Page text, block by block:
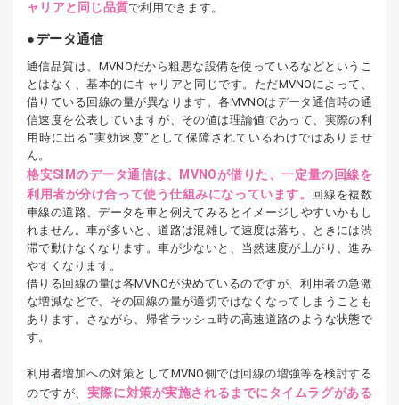
ャリアと同じ品質で利用できます。
データ通信
通信品質は、MVNOだから粗悪な設備を使っているなどというこ
とはなく、基本的にキャリアと同じです。ただMVNOによって、
借りている回線の量が異なります。各MVNOはデータ通信時の通
信速度を公表していますが、その値は理論値であって、実際の利
用時に出る"実効速度"として保障されているわけではありませ
ん。
格安SIMのデータ通信は、MVNOが借りた、一定量の回線を
利用者が分け合って使う仕組みになっています。
回線を複数
車線の道路、データを車と例えてみるとイメージしやすいかもし
れません。車が多いと、道路は混雑して速度は落ち、ときには渋
滞で動けなくなります。車が少ないと、当然速度が上がり、進み
やすくなります。
借りる回線の量は各MVNOが決めているのですが、利用者の急激
な増減などで、その回線の量が適切ではなくなってしまうことも
あります。さながら、帰省ラッシュ時の高速道路のような状態で
す。
利用者増加への対策としてMVNO側では回線の増強等を検討する
のですが、 実際に対策が実施されるまでにタイムラグがある